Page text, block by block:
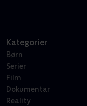
Kategorier
Børn
Serier
Film
Dokumentar
Reality